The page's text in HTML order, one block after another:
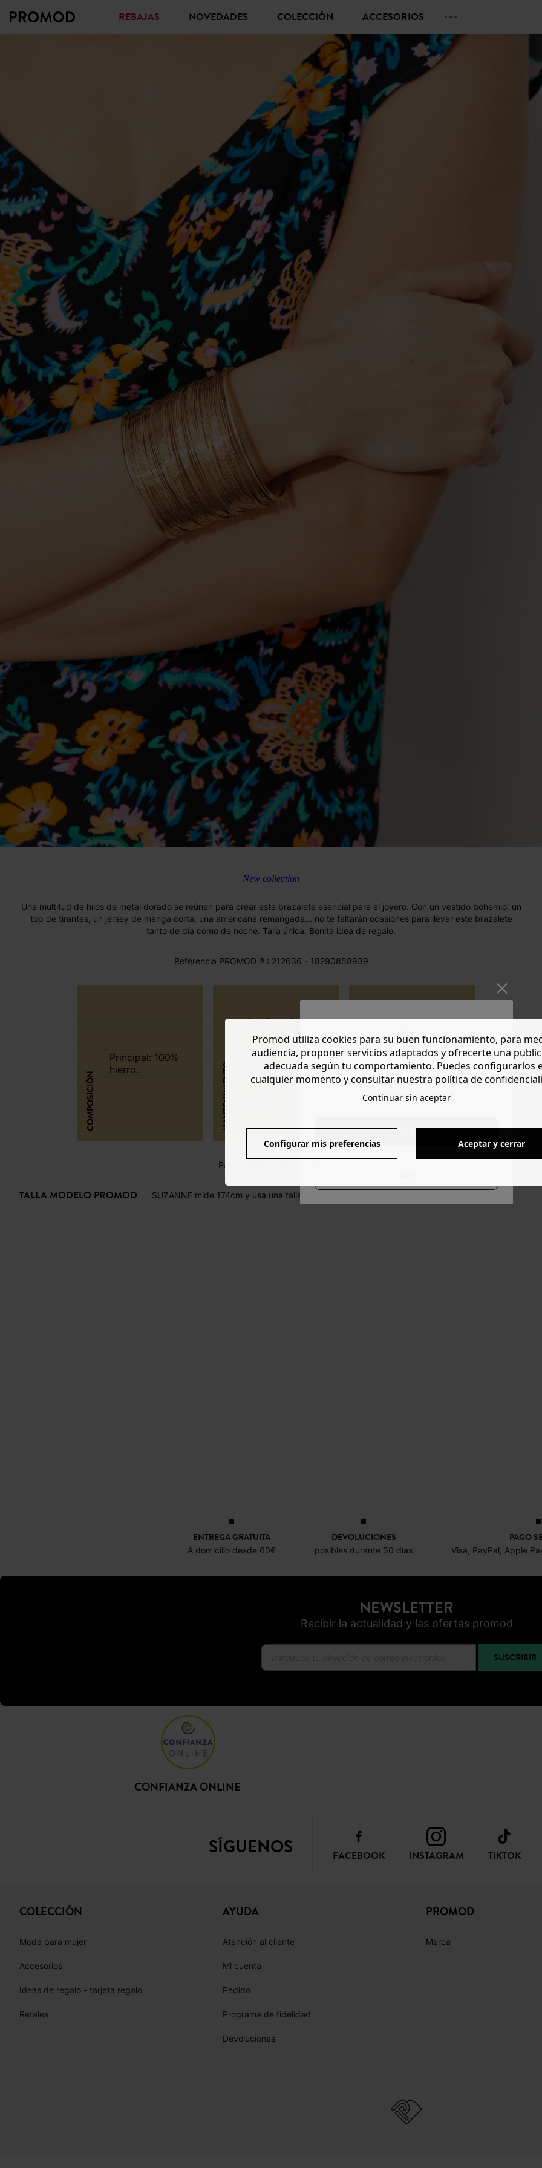
Do you want to be redirected to
www.promod.com ?
REBAJAS NOVEDADES COLECCIÓN ACCESORIOS
New collection
Una multitud de hilos de metal dorado se reúnen para crear este brazalete esencial para el joyero. Con un vestido bohemio, un
top de tirantes, un jersey de manga corta, una americana remangada... no te faltarán ocasiones para llevar este brazalete
tanto de día como de noche. Talla única. Bonita idea de regalo.
Referencia PROMOD ® : 212636 - 18290858939
COMPOSICIÓN
Principal: 100%
hierro.
MANTENIMIENTO TAMAÑO
Contorno
muñeca 20 cm
y ancho 5,5
cm aprox.
País de fabricación: China.
TALLA MODELO PROMOD SUZANNE mide 174cm y usa una talla 36
ENTREGA GRATUITA
A domicilio desde 60€
DEVOLUCIONES
posibles durante 30 días
PAGO
Visa, PayPal, Apple
NEWSLETTER
Recibir la actualidad y las ofertas promod
SUSCRIBIR
CONFIANZA ONLINE
SÍGUENOS FACEBOOK INSTAGRAM TIKTOK
COLECCIÓN
Moda para mujer
Accesorios
Ideas de regalo - tarjeta regalo
Retales
AYUDA
Atención al cliente
Mi cuenta
Pedido
Programa de fidelidad
Devoluciones
PROMOD
Marca
Promod utiliza cookies para su buen funcionamiento, para
audiencia, proponer servicios adaptados y ofrecerte una
adecuada según tu comportamiento. Puedes configurarlos
cualquier momento y consultar nuestra política de
Continuar sin aceptar
Configurar mis preferencias Aceptar y cerrar